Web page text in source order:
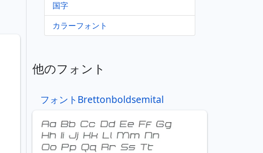
国字
カラーフォント
他のフォント
フォントBrettonboldsemital